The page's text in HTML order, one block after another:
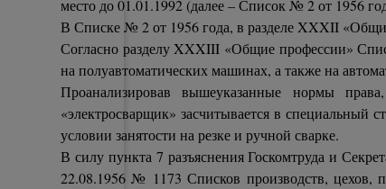
место до 01.01.1992 (далее – Список № 2 от 1956
В Списке № 2 от 1956 года, в разделе XXXII
Согласно разделу XXXIII «Общие профессии»
на полуавтоматических машинах, а также на
Проанализировав вышеуказанные нормы
«электросварщик» засчитывается в специальный
условии занятости на резке и ручной сварке.
В силу пункта 7 разъяснения Госкомтруда и
22.08.1956 № 1173 Списков производств, цехов,